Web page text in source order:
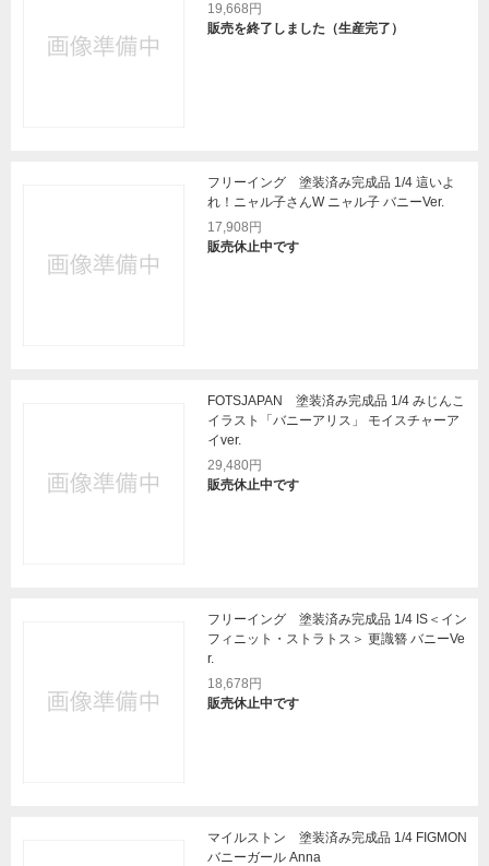
19,668円
販売を終了しました（生産完了）
フリーイング 塗装済み完成品 1/4 這いよ
れ！ニャル子さんW ニャル子 バニーVer.
17,908円
販売休止中です
FOTSJAPAN 塗装済み完成品 1/4 みじんこ
イラスト「バニーアリス」 モイスチャーア
イver.
29,480円
販売休止中です
フリーイング 塗装済み完成品 1/4 IS＜イン
フィニット・ストラトス＞ 更識簪 バニーVe
r.
18,678円
販売休止中です
マイルストン 塗装済み完成品 1/4 FIGMON
バニーガール Anna